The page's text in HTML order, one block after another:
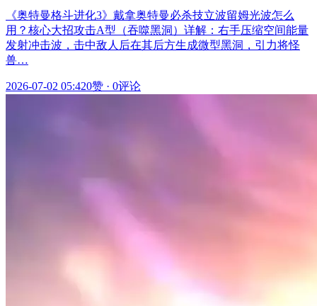
《奥特曼格斗进化3》戴拿奥特曼必杀技立波留姆光波怎么
用？核心大招攻击A型（吞噬黑洞）详解：右手压缩空间能量
发射冲击波，击中敌人后在其后方生成微型黑洞，引力将怪
兽…
2026-07-02 05:420赞 · 0评论